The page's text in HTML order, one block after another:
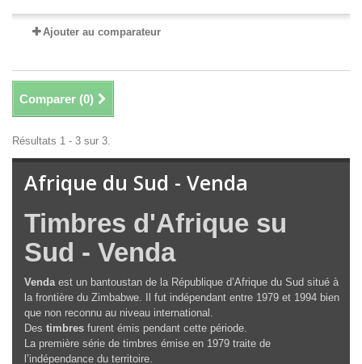
Ajouter au comparateur
Comparer (0)
Résultats 1 - 3 sur 3.
Afrique du Sud - Venda
Timbres d'Afrique su
Sud - Venda
Vendaest un bantoustan de la République d’Afrique du Sud situé à
la frontière du Zimbabwe. Il fut indépendant entre 1979 et 1994 bien
que non reconnu au niveau international.
Des timbres furent émis pendant cette période.
La première série de timbres émise en 1979 traite de
l’indépendance du territoire.